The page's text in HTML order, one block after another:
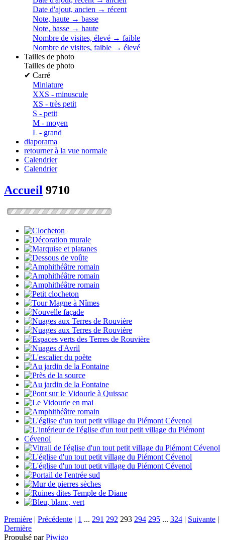
Date d'ajout, ancien → récent
Note, haute → basse
Note, basse → haute
Nombre de visites, élevé → faible
Nombre de visites, faible → élevé
Tailles de photo
Tailles de photo
✔ Carré
Miniature
XXS - minuscule
XS - très petit
S - petit
M - moyen
L - grand
diaporama
retourner à la vue normale
Calendrier
Calendrier
Accueil 9710
Première | Précédente | 1 ... 291 292 293 294 295 ... 324 | Suivante |
Dernière
Propulsé parPiwigo